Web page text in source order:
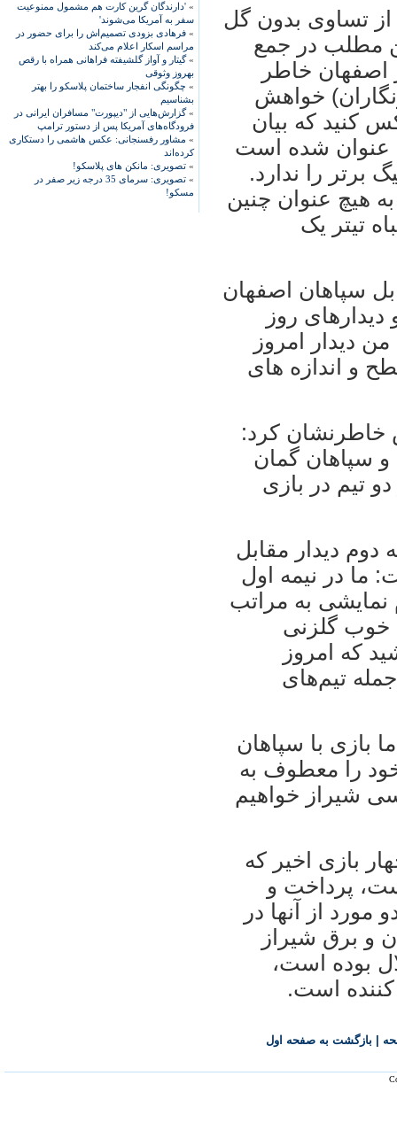
» 'دارندگان گرین کارت هم مشمول ممنوعیت
سفر به آمریکا می‌شوند'
» فرهادی بزودی تصمیم‌اش را برای حضور در
مراسم اسکار اعلام می‌کند
»گیتار و آواز گلشیفته فراهانی همراه با رقص
بهروز وثوقی
» چگونگی انفجار ساختمان پلاسکو را بهتر
بشناسیم
»گزارش‌هایی از "دیپورت" مسافران ایرانی در
فرودگاه‌های آمریکا پس از دستور ترامپ
» مشاور رفسنجانی: عکس هاشمی را دستکاری
کرده‌اند
» تصویری: مانکن های پلاسکو!
»
تصویری: سرمای 35 درجه زیر صفر در
مسکو!
از تساوی بدون گل
مطلب در جمع
اصفهان خاطر
خواهش
کنيد که بيان
عنوان شده است
برتر را ندارد.
هيچ عنوان چنين
تيتر يک
سپاهان اصفهان
روز
ديدار امروز
و اندازه های
خاطرنشان کرد:
و سپاهان گمان
تيم در بازی
دوم ديدار مقابل
ما در نيمه اول
نمايشی به مراتب
خوب گلزنی
که امروز
تيم‌های
بازی با سپاهان
را معطوف به
شيراز خواهيم
بازی اخير که
پرداخت و
مورد از آنها در
و برق شيراز
بوده است،
کننده است.
بازگشت به صفحه اول